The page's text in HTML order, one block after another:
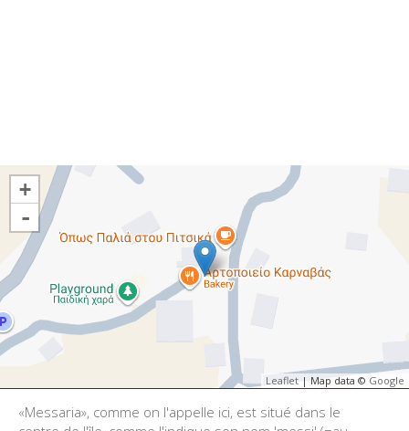
+
-
Leaflet | Map data © Google
«Messaria», comme on l'appelle ici, est situé dans le